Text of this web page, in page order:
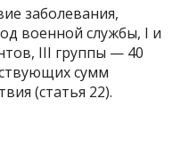
заболевания,
военной службы, I и
III группы — 40
сумм
(статья 22).